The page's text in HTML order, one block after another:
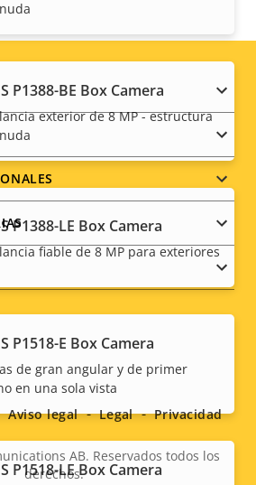
P1388-BE Box Camera
exterior de 8 MP - estructura
P1388-LE Box Camera
fiable de 8 MP para exteriores
P1518-E Box Camera
de gran angular y de primer
en una sola vista
P1518-LE Box Camera
AB. Reservados todos los
derechos.
Aviso legal Legal Privacidad